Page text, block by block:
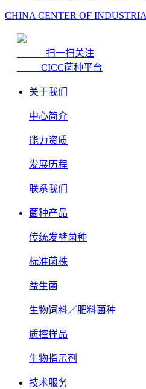
CHINA CENTER OF
扫一扫关注
CICC菌种平台
关于我们
中心简介
能力资质
发展历程
联系我们
菌种产品
传统发酵菌种
标准菌株
益生菌
生物饲料／肥料菌种
质控样品
生物指示剂
技术服务